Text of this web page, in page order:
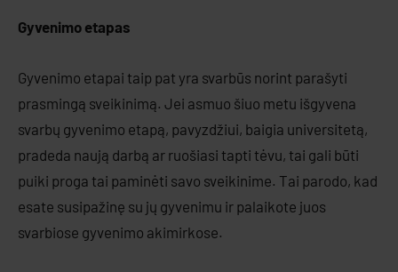
Gyvenimo etapas
Gyvenimo etapai taip pat yra svarbūs norint parašyti
prasmingą sveikinimą. Jei asmuo šiuo metu išgyvena
svarbų gyvenimo etapą, pavyzdžiui, baigia universitetą,
pradeda naują darbą ar ruošiasi tapti tėvu, tai gali būti
puiki proga tai paminėti savo sveikinime. Tai parodo, kad
esate susipažinę su jų gyvenimu ir palaikote juos
svarbiose gyvenimo akimirkose.